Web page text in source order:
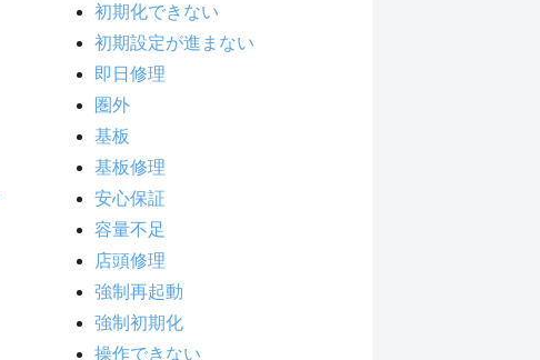
初期化できない
初期設定が進まない
即日修理
圏外
基板
基板修理
安心保証
容量不足
店頭修理
強制再起動
強制初期化
操作できない